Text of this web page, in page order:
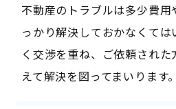
不動産のトラブルは多少費用
っかり解決しておかなくて
く交渉を重ね、ご依頼され
えて解決を図ってまいります。